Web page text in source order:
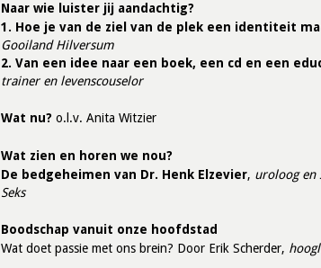
Naar wie luister jij aandachtig?
1. Hoe je van de ziel van de plek een identiteit
Gooiland Hilversum
2. Van een idee naar een boek, een cd en een
trainer en levenscouselor
Wat nu? o.l.v. Anita Witzier
Wat zien en horen we nou?
De bedgeheimen van Dr. Henk Elzevier, uroloog en
Seks
Boodschap vanuit onze hoofdstad
Wat doet passie met ons brein? Door Erik Scherder,